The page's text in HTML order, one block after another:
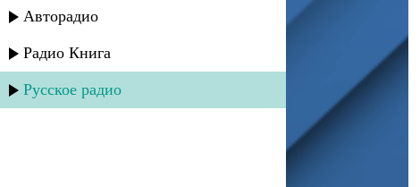
Авторадио
Радио Книга
Русское радио